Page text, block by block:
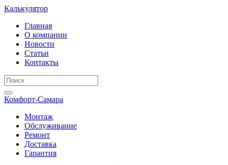
Калькулятор
Главная
О компании
Новости
Статьи
Контакты
Комфорт-Самара
Монтаж
Обслуживание
Ремонт
Доставка
Гарантия